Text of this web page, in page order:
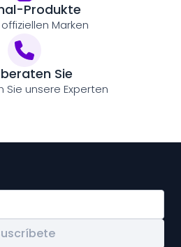
Produkte
Marken
Sie
Sie unsere Experten